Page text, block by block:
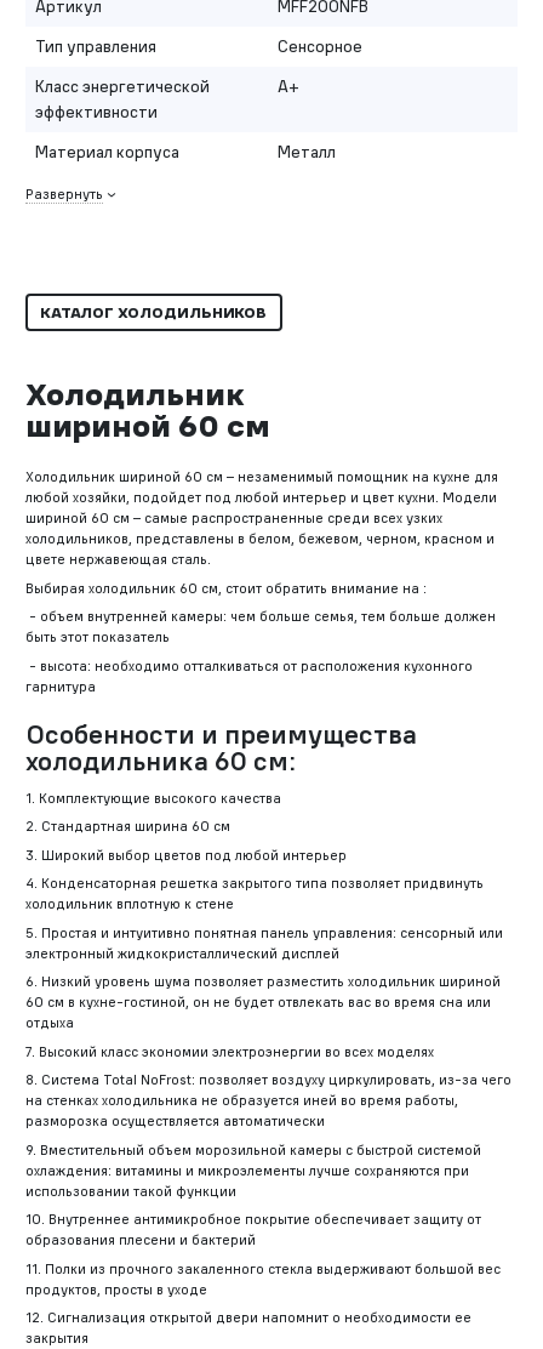
Артикул
MFF200NFB
Тип управления
Сенсорное
Класс энергетической
эффективности
A+
Материал корпуса Металл
Развернуть
КАТАЛОГ ХОЛОДИЛЬНИКОВ
Холодильник
шириной 60 см
Холодильник шириной 60 см – незаменимый помощник на кухне для
любой хозяйки, подойдет под любой интерьер и цвет кухни. Модели
шириной 60 см – самые распространенные среди всех узких
холодильников, представлены в белом, бежевом, черном, красном и
цвете нержавеющая сталь.
Выбирая холодильник 60 см, стоит обратить внимание на :
- объем внутренней камеры: чем больше семья, тем больше должен
быть этот показатель
- высота: необходимо отталкиваться от расположения кухонного
гарнитура
Особенности и преимущества
холодильника 60 см:
1. Комплектующие высокого качества
2. Стандартная ширина 60 см
3. Широкий выбор цветов под любой интерьер
4. Конденсаторная решетка закрытого типа позволяет придвинуть
холодильник вплотную к стене
5. Простая и интуитивно понятная панель управления: сенсорный или
электронный жидкокристаллический дисплей
6. Низкий уровень шума позволяет разместить холодильник шириной
60 см в кухне-гостиной, он не будет отвлекать вас во время сна или
отдыха
7. Высокий класс экономии электроэнергии во всех моделях
8. Система Total NoFrost: позволяет воздуху циркулировать, из-за чего
на стенках холодильника не образуется иней во время работы,
разморозка осуществляется автоматически
9. Вместительный объем морозильной камеры с быстрой системой
охлаждения: витамины и микроэлементы лучше сохраняются при
использовании такой функции
10. Внутреннее антимикробное покрытие обеспечивает защиту от
образования плесени и бактерий
11. Полки из прочного закаленного стекла выдерживают большой вес
продуктов, просты в уходе
12. Сигнализация открытой двери напомнит о необходимости ее
закрытия